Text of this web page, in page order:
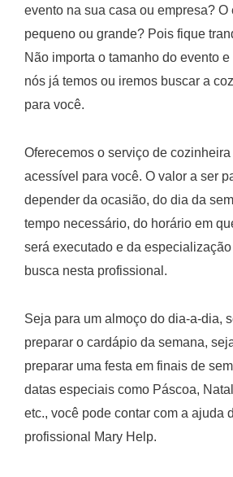
evento na sua casa ou empresa? O
pequeno ou grande? Pois fique
Não importa o tamanho do evento
nós já temos ou iremos buscar a
para você.
Oferecemos o serviço de
acessível para você. O valor a ser
depender da ocasião, do dia da
tempo necessário, do horário em
será executado e da
busca nesta profissional.
Seja para um almoço do dia-a-dia,
preparar o cardápio da semana,
preparar uma festa em finais de
datas especiais como Páscoa,
etc., você pode contar com a ajuda
profissional Mary Help.